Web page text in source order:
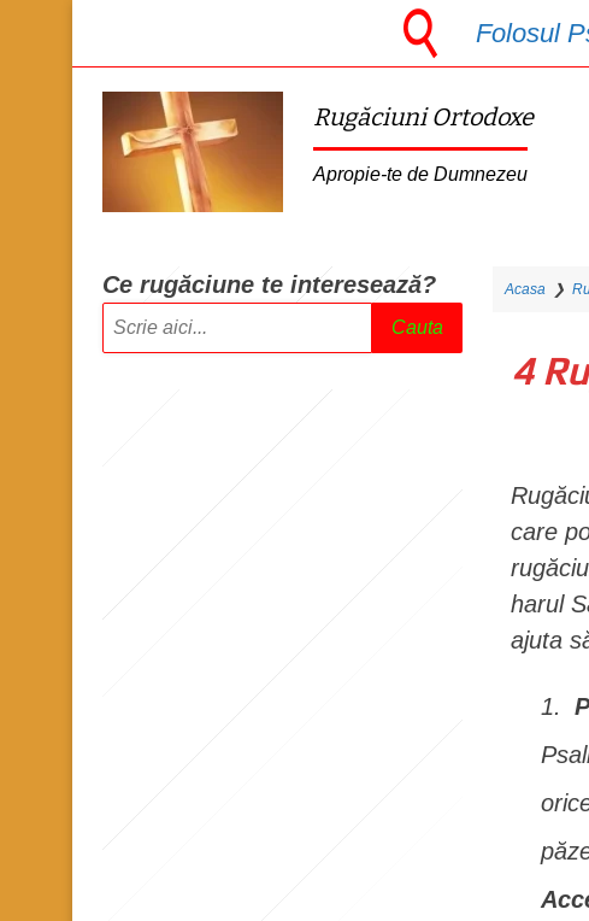
Folosul
Rugăciuni Ortodoxe
Apropie-te de Dumnezeu
Acasa ❯
4
care
harul
ajuta
Ce rugăciune te interesează?
Cauta